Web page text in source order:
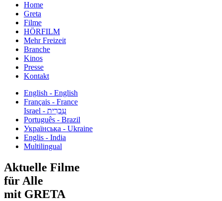
Home
Greta
Filme
HÖRFILM
Mehr Freizeit
Branche
Kinos
Presse
Kontakt
English - English
Français - France
עִבְרִית - Israel
Português - Brazil
Українська - Ukraine
Englis - India
Multilingual
Aktuelle Filme
für Alle
mit GRETA